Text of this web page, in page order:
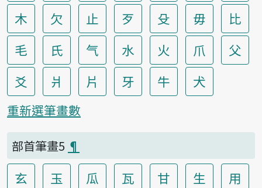
木
欠 止 歹 殳 毋
比
毛
氏 气 水 火 爪
父
爻
爿 片 牙 牛 犬
重新選筆畫數
部首筆畫5 ¶
玄 玉 瓜 瓦 甘 生
用